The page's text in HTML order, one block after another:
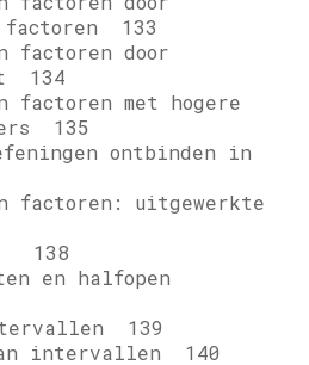
factoren 133
door
134
met hogere
135
ontbinden in
uitgewerkte
138
en halfopen
139
intervallen 140